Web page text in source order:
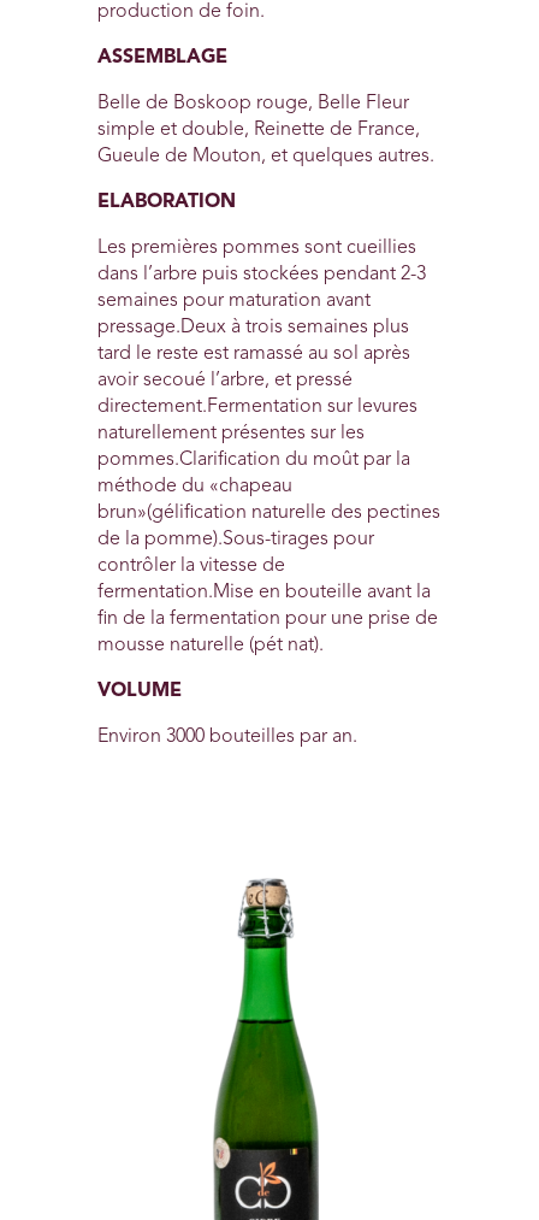
production de foin.
ASSEMBLAGE
Belle de Boskoop rouge, Belle Fleur
simple et double, Reinette de France,
Gueule de Mouton, et quelques autres.
ELABORATION
Les premières pommes sont cueillies
dans l’arbre puis stockées pendant 2-3
semaines pour maturation avant
pressage.Deux à trois semaines plus
tard le reste est ramassé au sol après
avoir secoué l’arbre, et pressé
directement.Fermentation sur levures
naturellement présentes sur les
pommes.Clarification du moût par la
méthode du «chapeau
brun»(gélification naturelle des pectines
de la pomme).Sous-tirages pour
contrôler la vitesse de
fermentation.Mise en bouteille avant la
fin de la fermentation pour une prise de
mousse naturelle (pét nat).
VOLUME
Environ 3000 bouteilles par an.